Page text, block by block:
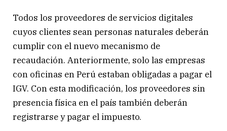
Todos los proveedores de servicios digitales
cuyos clientes sean personas naturales deberán
cumplir con el nuevo mecanismo de
recaudación. Anteriormente, solo las empresas
con oficinas en Perú estaban obligadas a pagar el
IGV. Con esta modificación, los proveedores sin
presencia física en el país también deberán
registrarse y pagar el impuesto.